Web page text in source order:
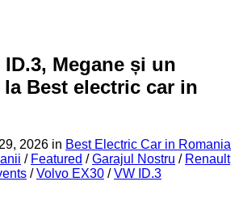
Megane și un
Best electric car in
2026 in Best Electric Car in Romania
/ Featured /Garajul Nostru / Renault
/Volvo EX30 /VW ID.3